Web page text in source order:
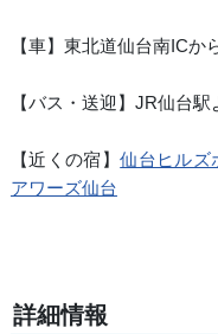
【車】東北道仙台南ICか
【バス・送迎】JR仙台
【近くの宿】仙台ヒルズ
アワーズ仙台
詳細情報